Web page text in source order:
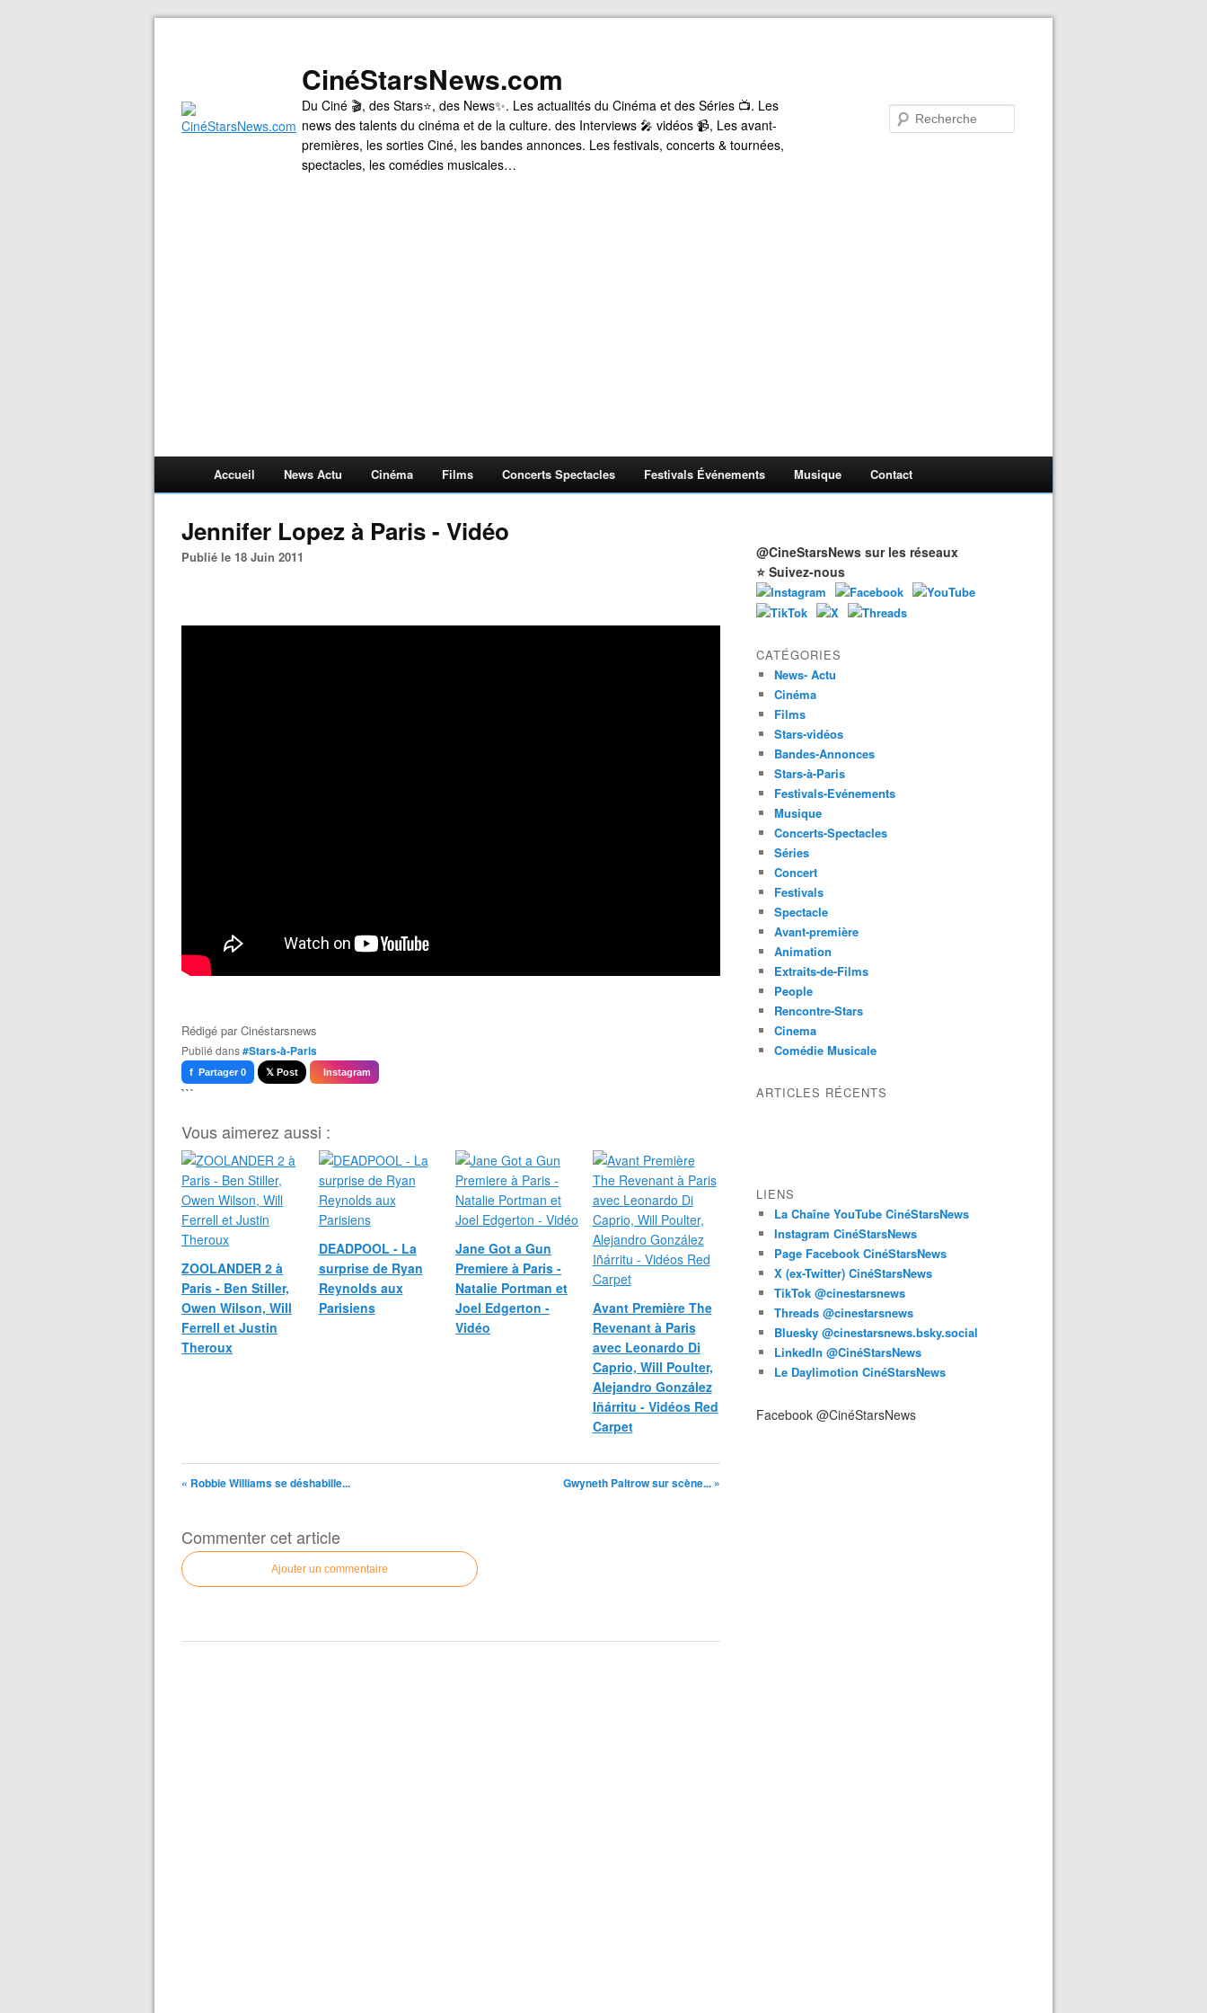
CinéStarsNews.com
Du Ciné 🎬, des Stars⭐, des News✨. Les actualités du Cinéma et des Séries 📺. Les
news des talents du cinéma et de la culture. des Interviews 🎤 vidéos 📹, Les avant-
premières, les sorties Ciné, les bandes annonces. Les festivals, concerts & tournées,
spectacles, les comédies musicales…
Accueil News Actu Cinéma Films Concerts Spectacles Festivals Événements Musique Contact
Jennifer Lopez à Paris - Vidéo
Publié le 18 Juin 2011
Rédigé parCinéstarsnews
Publié dans#Stars-à-Paris
f Partager 0 𝕏 Post Instagram
```
Vous aimerez aussi :
ZOOLANDER 2 à
Paris - Ben Stiller,
Owen Wilson, Will
Ferrell et Justin
Theroux
DEADPOOL - La
surprise de Ryan
Reynolds aux
Parisiens
Jane Got a Gun
Premiere à Paris -
Natalie Portman et
Joel Edgerton -
Vidéo
Avant Première The
Revenant à Paris
avec Leonardo Di
Caprio, Will Poulter,
Alejandro González
Iñárritu - Vidéos Red
Carpet
« Robbie Williams se déshabille... Gwyneth Paltrow sur scène... »
Commenter cet article
Ajouter un commentaire
@CineStarsNews sur les réseaux
⭐ Suivez-nous
CATÉGORIES
News- Actu
Cinéma
Films
Stars-vidéos
Bandes-Annonces
Stars-à-Paris
Festivals-Evénements
Musique
Concerts-Spectacles
Séries
Concert
Festivals
Spectacle
Avant-première
Animation
Extraits-de-Films
People
Rencontre-Stars
Cinema
Comédie Musicale
ARTICLES RÉCENTS
LIENS
La Chaîne YouTube CinéStarsNews
Instagram CinéStarsNews
Page Facebook CinéStarsNews
X (ex-Twitter) CinéStarsNews
TikTok @cinestarsnews
Threads @cinestarsnews
Bluesky @cinestarsnews.bsky.social‬
LinkedIn @CinéStarsNews
Le Daylimotion CinéStarsNews
Facebook @CinéStarsNews